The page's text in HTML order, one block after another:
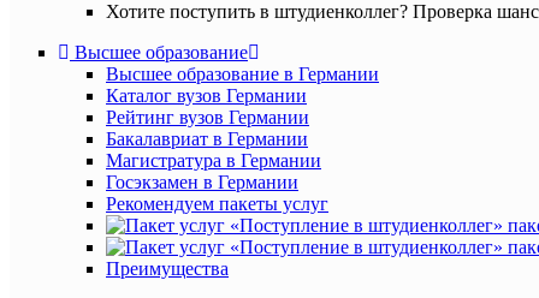
Хотите поступить в штудиенколлег? Проверка
Высшее образование
Высшее образование в Германии
Каталог вузов Германии
Рейтинг вузов Германии
Бакалавриат в Германии
Магистратура в Германии
Госэкзамен в Германии
Рекомендуем пакеты услуг
Преимущества